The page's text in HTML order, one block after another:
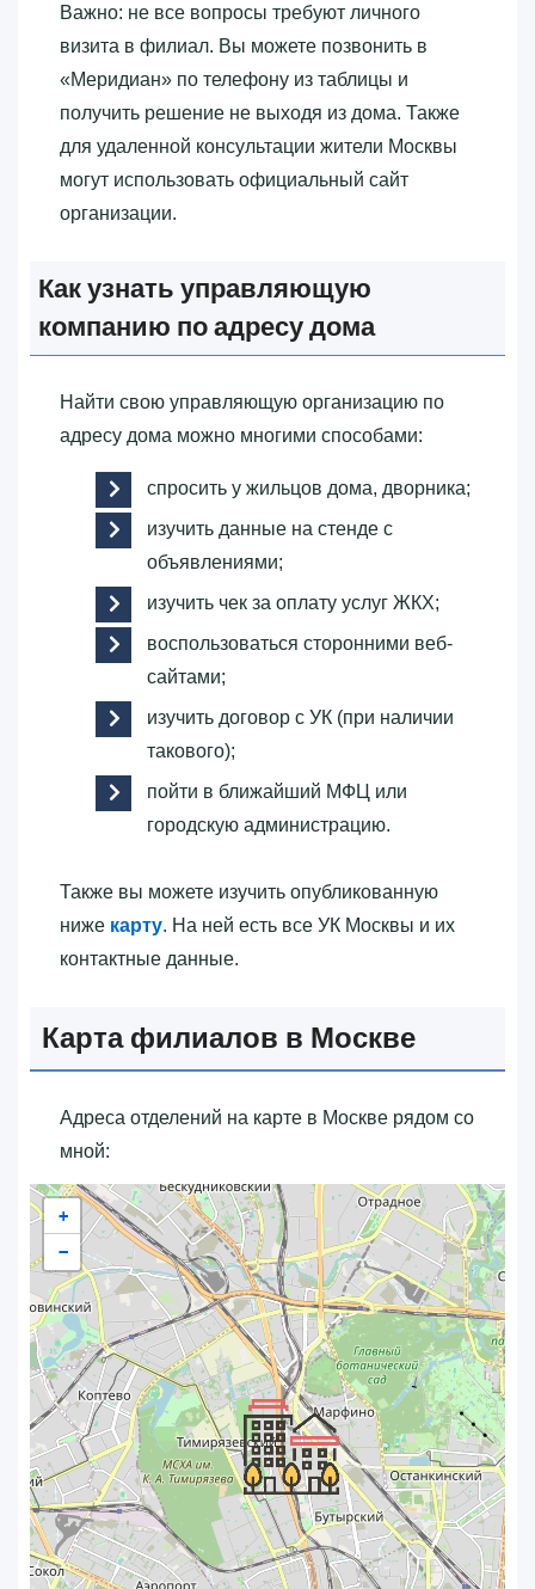
Важно: не все вопросы требуют личного
визита в филиал. Вы можете позвонить в
«‎Меридиан»‎ по телефону из таблицы и
получить решение не выходя из дома. Также
для удаленной консультации жители Москвы
могут использовать официальный сайт
организации.
Как узнать управляющую
компанию по адресу дома
Найти свою управляющую организацию по
адресу дома можно многими способами:
спросить у жильцов дома, дворника;
изучить данные на стенде с
объявлениями;
изучить чек за оплату услуг ЖКХ;
воспользоваться сторонними веб-
сайтами;
изучить договор с УК (при наличии
такового);
пойти в ближайший МФЦ или
городскую администрацию.
Также вы можете изучить опубликованную
ниже карту. На ней есть все УК Москвы и их
контактные данные.
Карта филиалов в Москве
Адреса отделений на карте в Москве рядом со
мной:
+
−